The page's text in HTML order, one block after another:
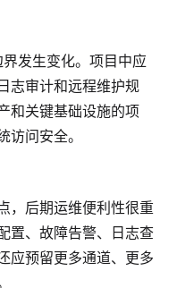
发生变化。项目中应
志审计和远程维护规
和关键基础设施的项
访问安全。
，后期运维便利性很重
置、故障告警、日志查
应预留更多通道、更多